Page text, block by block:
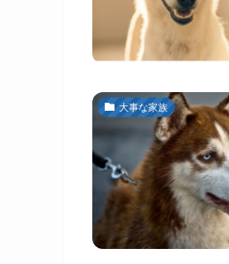
大事な家族